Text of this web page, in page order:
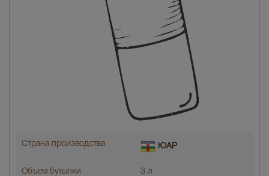
Страна производства ЮАР
Объем бутылки 3 л